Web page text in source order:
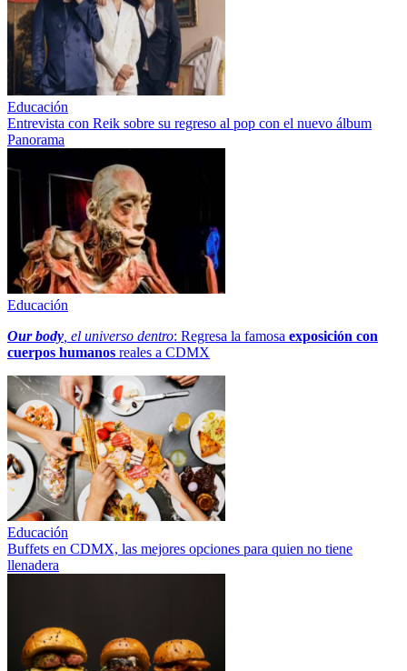
Educación
Entrevista con Reik sobre su regreso al pop con el nuevo álbum
Panorama
Educación
Our body , el universo dentro: Regresa la famosa exposición con
cuerpos humanos reales a CDMX
Educación
Buffets en CDMX, las mejores opciones para quien no tiene
llenadera